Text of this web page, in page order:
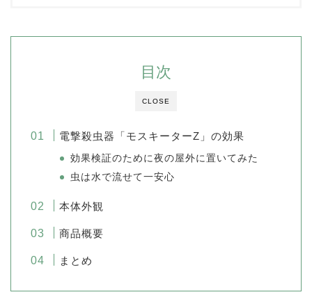
CLOSE
目次
電撃殺虫器「モスキーターZ」の効果
効果検証のために夜の屋外に置いてみた
虫は水で流せて一安心
本体外観
商品概要
まとめ